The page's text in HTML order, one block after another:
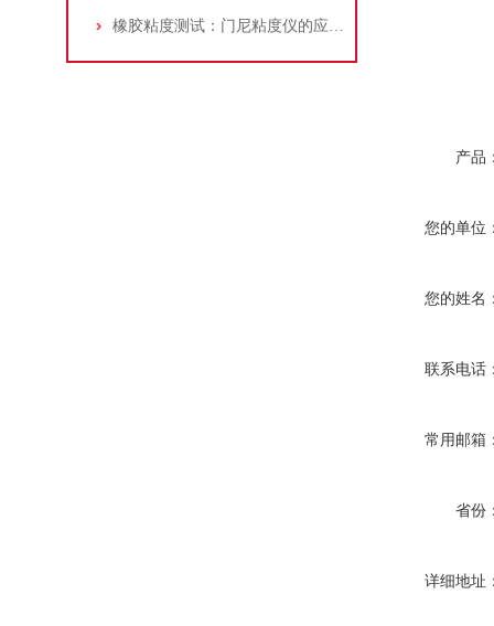
橡胶粘度测试：门尼粘度仪的应用，方法和标准参考！
产品
您的单位
您的姓名
联系电话
常用邮箱
省份
详细地址